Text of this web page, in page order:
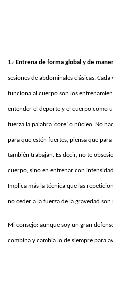
1.- Entrena de forma global y de
sesiones de abdominales clásicas.
funciona al cuerpo son los
entender el deporte y el cuerpo como
fuerza la palabra ‘core’ o núcleo. No
para que estén fuertes, piensa que
también trabajan. Es decir, no te
cuerpo, sino en entrenar con
Implica más la técnica que las
no ceder a la fuerza de la gravedad son
Mi consejo: aunque soy un gran
combina y cambia lo de siempre para